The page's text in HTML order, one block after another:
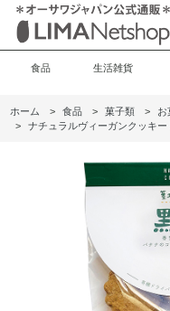
食品 生活雑貨
ホーム > 食品 > 菓子類 >
お
>
ナチュラルヴィーガンクッキー